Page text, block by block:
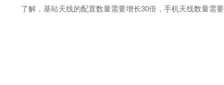
了解，基站天线的配置数量需要增长30倍，手机天线数量